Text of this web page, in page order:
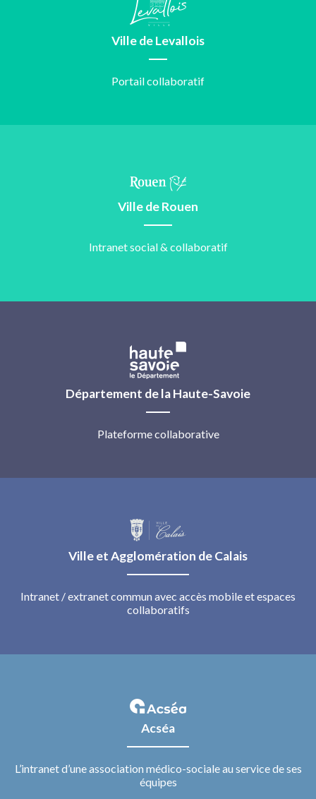
Ville de Levallois
Portail collaboratif
Ville de Rouen
Intranet social & collaboratif
Département de la Haute-Savoie
Plateforme collaborative
Ville et Agglomération de Calais
Intranet / extranet commun avec accès mobile et espaces
collaboratifs
Acséa
L’intranet d’une association médico-sociale au service de ses
équipes